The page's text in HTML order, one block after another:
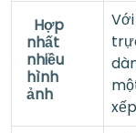
Hợp
nhất
nhiều
hình
ảnh